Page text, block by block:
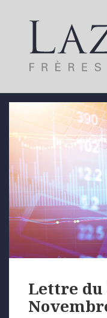
Lettre du